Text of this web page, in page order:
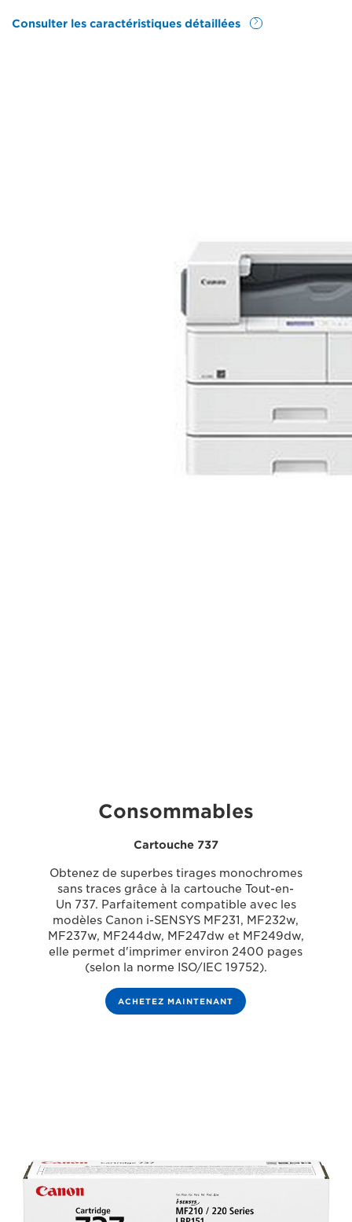
Consulter les caractéristiques détaillées
Consommables
Cartouche 737
Obtenez de superbes tirages monochromes
sans traces grâce à la cartouche Tout-en-
Un 737. Parfaitement compatible avec les
modèles Canon i-SENSYS MF231, MF232w,
MF237w, MF244dw, MF247dw et MF249dw,
elle permet d'imprimer environ 2400 pages
(selon la norme ISO/IEC 19752).
ACHETEZ MAINTENANT